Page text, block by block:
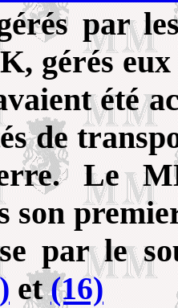
par
gérés
été
de
Le
son
par le
et(16)